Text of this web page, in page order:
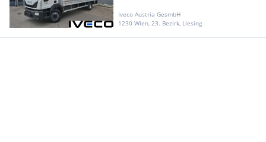
Iveco Austria GesmbH
1230 Wien, 23. Bezirk, Liesing